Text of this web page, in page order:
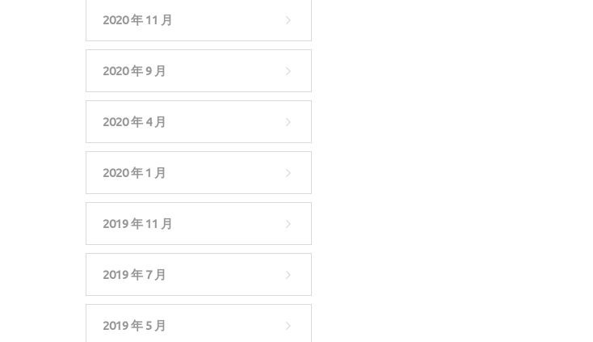
2020 年 11 月
2020 年 9 月
2020 年 4 月
2020 年 1 月
2019 年 11 月
2019 年 7 月
2019 年 5 月